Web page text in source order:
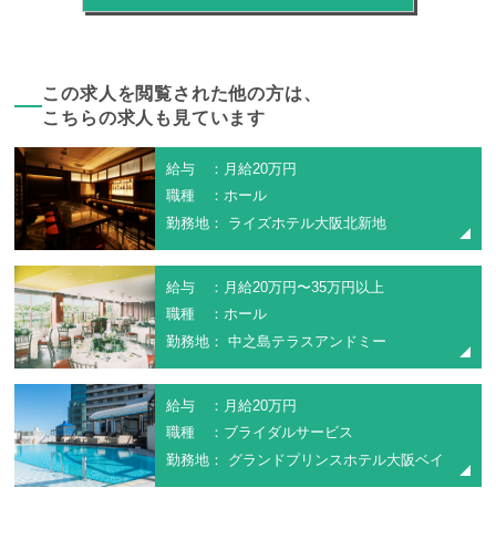
この求人を閲覧された他の方は、
こちらの求人も見ています
給与 ：月給20万円
職種 ：ホール
勤務地： ライズホテル大阪北新地
給与 ：月給20万円〜35万円以上
職種 ：ホール
勤務地： 中之島テラスアンドミー
給与 ：月給20万円
職種 ：ブライダルサービス
勤務地： グランドプリンスホテル大阪ベイ